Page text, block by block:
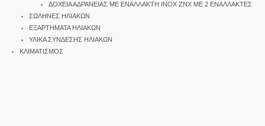
ΔΟΧΕΙΑ ΑΔΡΑΝΕΙΑΣ ΜΕ ΕΝΑΛΛΑΚΤΗ INOX ΖΝΧ ΜΕ 2 ΕΝΑΛΛΑΚΤΕΣ
ΣΩΛΗΝΕΣ ΗΛΙΑΚΩΝ
ΕΞΑΡΤΗΜΑΤΑ ΗΛΙΑΚΩΝ
ΥΛΙΚΑ ΣΥΝΔΕΣΗΣ ΗΛΙΑΚΩΝ
ΚΛΙΜΑΤΙΣΜΟΣ